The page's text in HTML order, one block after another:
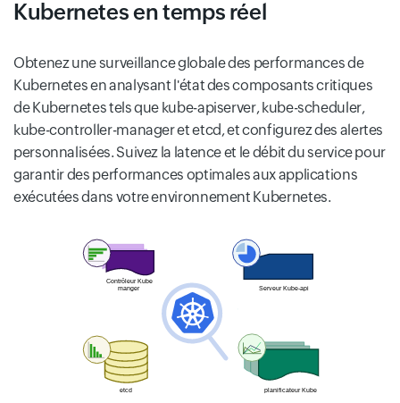
Kubernetes en temps réel
Obtenez une surveillance globale des performances de
Kubernetes en analysant l'état des composants critiques
de Kubernetes tels que kube-apiserver, kube-scheduler,
kube-controller-manager et etcd, et configurez des alertes
personnalisées. Suivez la latence et le débit du service pour
garantir des performances optimales aux applications
exécutées dans votre environnement Kubernetes.